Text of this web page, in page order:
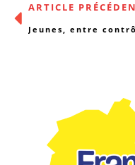
ARTICLE